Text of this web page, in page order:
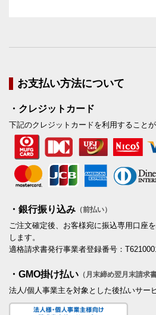
お支払い方法について
・クレジットカード
下記のクレジットカードを利用することが
・銀行振り込み （前払い）
ご注文確定後、お客様宛に振込専用口座
します。
適格請求書発行事業者登録番号：
・GMO掛け払い （月末締め翌月末請求
法人/個人事業主を対象とした後払いサー